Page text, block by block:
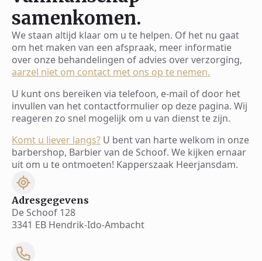
samenkomen.
We staan altijd klaar om u te helpen. Of het nu gaat
om het maken van een afspraak, meer informatie
over onze behandelingen of advies over verzorging,
aarzel niet om contact met ons op te nemen.
U kunt ons bereiken via telefoon, e-mail of door het
invullen van het contactformulier op deze pagina. Wij
reageren zo snel mogelijk om u van dienst te zijn.
Komt u liever langs? U bent van harte welkom in onze
barbershop, Barbier van de Schoof. We kijken ernaar
uit om u te ontmoeten! Kapperszaak Heerjansdam.
Adresgegevens
De Schoof 128
3341 EB Hendrik-Ido-Ambacht